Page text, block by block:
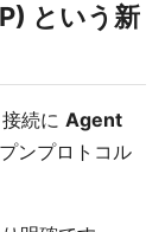
という新
続に Agent
ンプロトコル